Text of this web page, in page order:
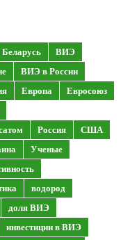
Беларусь
ВИЭ
ВИЭ в России
Европа
Евросоюз
Россия
США
Ученые
водород
доля ВИЭ
инвестиции в ВИЭ